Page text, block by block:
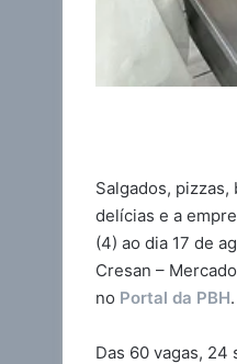
Salgados,
delícias e a
(4) ao dia 17 de
Cresan –
no Portal da PBH.
Das 60 vagas,